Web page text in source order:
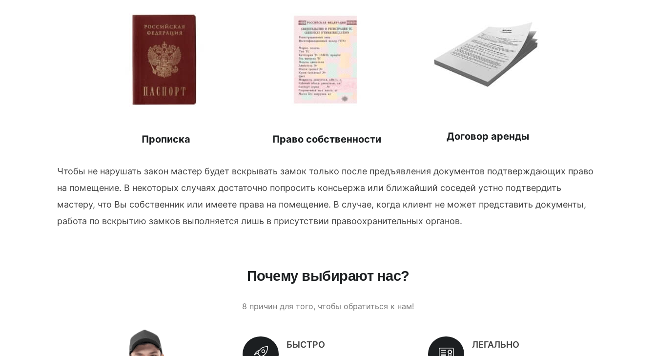
Прописка Право собственности Договор аренды
Чтобы не нарушать закон мастер будет вскрывать замок только после предъявления документов подтверждающих право
на помещение. В некоторых случаях достаточно попросить консьержа или ближайший соседей устно подтвердить
мастеру, что Вы собственник или имеете права на помещение. В случае, когда клиент не может представить документы,
работа по вскрытию замков выполняется лишь в присутствии правоохранительных органов.
Почему выбирают нас?
8 причин для того, чтобы обратиться к нам!
БЫСТРО
ЛЕГАЛЬНО